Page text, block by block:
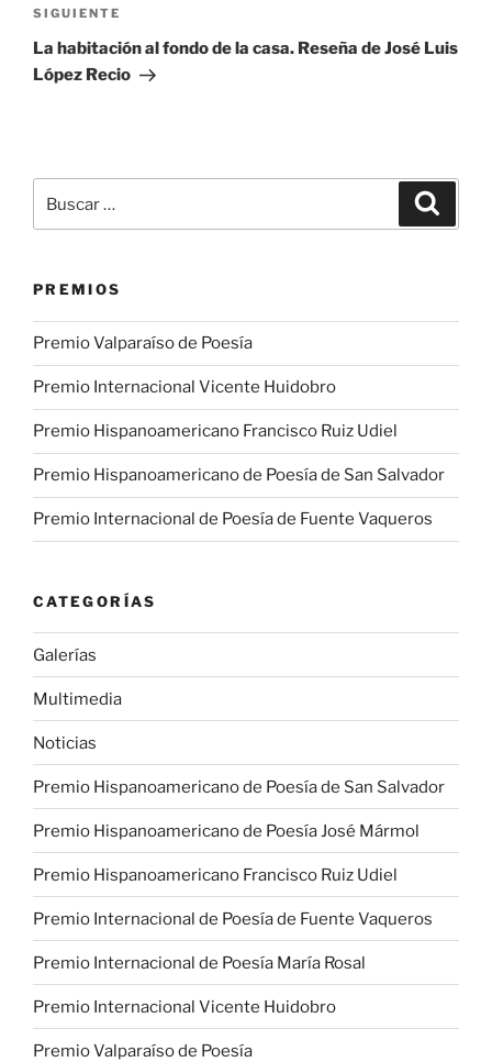
Siguiente
entrada
SIGUIENTE
La habitación al fondo de la casa. Reseña de José Luis
López Recio
por:
PREMIOS
Premio Valparaíso de Poesía
Premio Internacional Vicente Huidobro
Premio Hispanoamericano Francisco Ruiz Udiel
Premio Hispanoamericano de Poesía de San Salvador
Premio Internacional de Poesía de Fuente Vaqueros
CATEGORÍAS
Galerías
Multimedia
Noticias
Premio Hispanoamericano de Poesía de San Salvador
Premio Hispanoamericano de Poesía José Mármol
Premio Hispanoamericano Francisco Ruiz Udiel
Premio Internacional de Poesía de Fuente Vaqueros
Premio Internacional de Poesía María Rosal
Premio Internacional Vicente Huidobro
Premio Valparaíso de Poesía